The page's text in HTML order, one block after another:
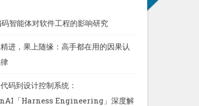
智能体对软件工程的影响研究
进，果上随缘：高手都在用的因果认
码到设计控制系统：
「Harness Engineering」深度解